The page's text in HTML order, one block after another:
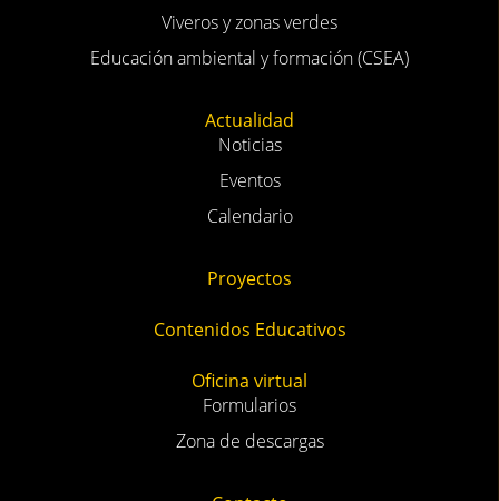
Viveros y zonas verdes
Educación ambiental y formación (CSEA)
Actualidad
Noticias
Eventos
Calendario
Proyectos
Contenidos Educativos
Oficina virtual
Formularios
Zona de descargas